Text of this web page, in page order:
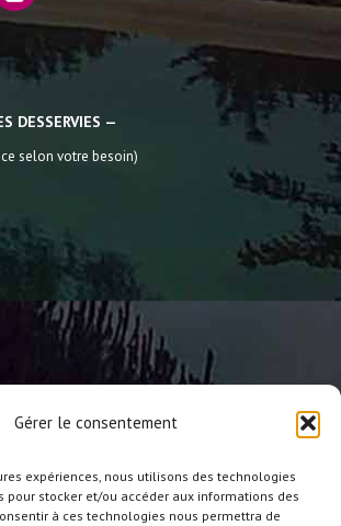
Gérer le consentement
expériences, nous utilisons des technologies
pour stocker et/ou accéder aux informations des
à ces technologies nous permettra de
DESSERVIES —
selon votre besoin)